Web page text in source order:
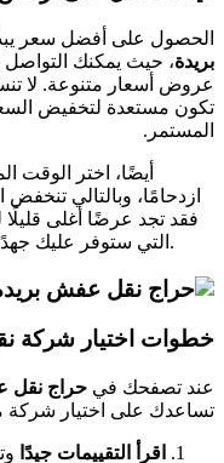
الحصول على أفضل سعر
بريدة، حيث يمكنك
عروض أسعار متنوعة. لا
تكون مستعدة لتخفيض
المستمر.
أيضًا، اختر الوقت
ازدحامًا، وبالتالي
فقد تجد عرضًا أغلى
التي ستوفر عليك .
خطوات اختيار شركة
عند تصفحك في حراج نقل
تساعدك على اختيار شركة
اقرأ التقييمات جيدًا